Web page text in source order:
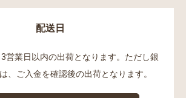
配送日
営業日以内の出荷となります。ただし銀
、ご入金を確認後の出荷となります。